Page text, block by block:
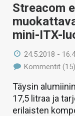
Streacom
mini-ITX-
24.5.2018 -
Kommentit (15)
Täysin
17,5 litraa ja
erilaisten